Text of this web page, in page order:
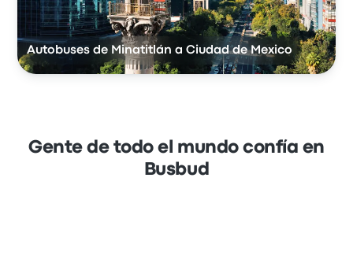
Autobuses de Minatitlán a Ciudad de Mexico
Gente de todo el mundo confía en
Busbud